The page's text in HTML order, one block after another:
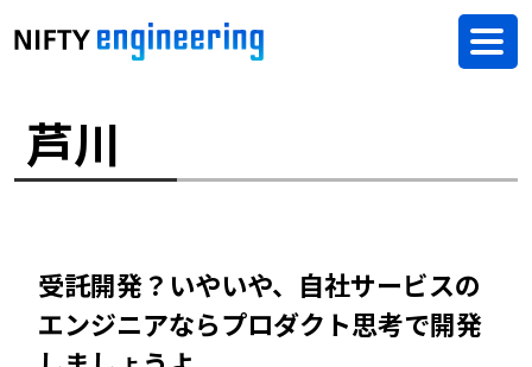
芦川
受託開発？いやいや、自社サービスの
エンジニアならプロダクト思考で開発